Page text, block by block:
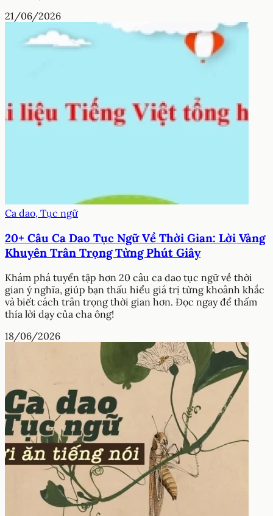
21/06/2026
Ca dao, Tục ngữ
20+ Câu Ca Dao Tục Ngữ Về Thời Gian: Lời Vàng
Khuyên Trân Trọng Từng Phút Giây
Khám phá tuyển tập hơn 20 câu ca dao tục ngữ về thời
gian ý nghĩa, giúp bạn thấu hiểu giá trị từng khoảnh khắc
và biết cách trân trọng thời gian hơn. Đọc ngay để thấm
thía lời dạy của cha ông!
18/06/2026